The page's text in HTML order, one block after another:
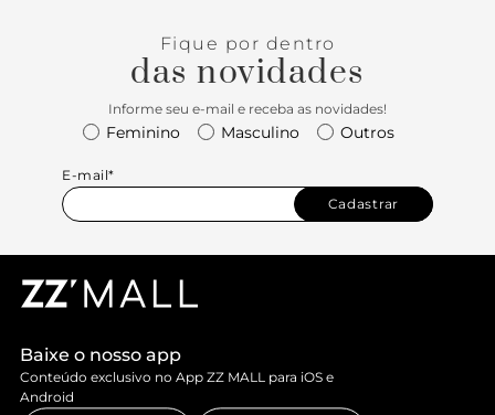
Fique por dentro
das novidades
Informe seu e-mail e receba as novidades!
Feminino Masculino Outros
E-mail*
Cadastrar
Baixe o nosso app
Conteúdo exclusivo no App ZZ MALL para iOS e
Android